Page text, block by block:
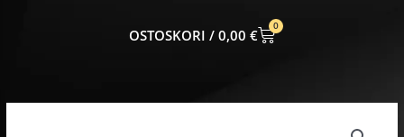
0,00 €
0
CART